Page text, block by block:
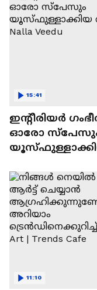
ഇന്റീരിയർ
ഓരോ
15:41
11:10